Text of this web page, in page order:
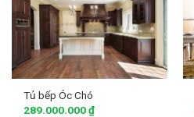
Tủ bếp Óc Chó
289.000.000₫